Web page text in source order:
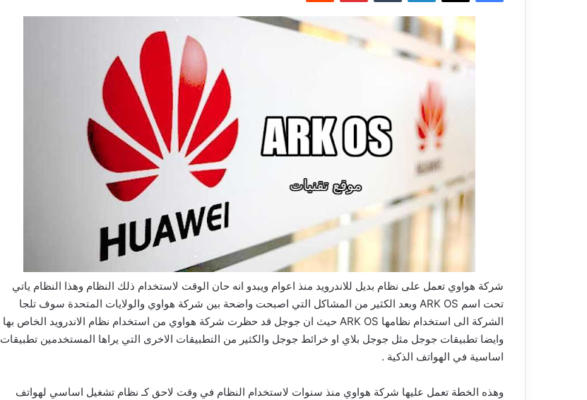
شركة هواوي تعمل على نظام بديل للاندرويد منذ اعوام ويبدو انه حان الوقت لاستخدام ذلك النظام وهذا النظام ياتي
تحت اسم ARK OS وبعد الكثير من المشاكل التي اصبحت واضحة بين شركة هواوي والولايات المتحدة سوف تلجا
الشركة الى استخدام نظامها ARK OS حيث ان جوجل قد حظرت شركة هواوي من استخدام نظام الاندرويد الخاص بها
وايضا تطبيقات جوجل مثل جوجل بلاي او خرائط جوجل والكثير من التطبيقات الاخرى التي يراها المستخدمين تطبيقات
اساسية في الهواتف الذكية .
وهذه الخطة تعمل عليها شركة هواوي منذ سنوات لاستخدام النظام في وقت لاحق كـ نظام تشغيل اساسي لهواتف